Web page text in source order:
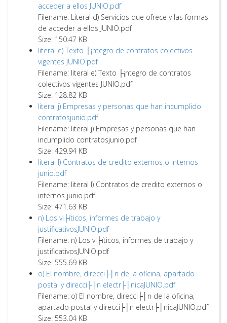
acceder a ellos JUNIO.pdf
Filename: Literal d) Servicios que ofrece y las formas
de acceder a ellos JUNIO.pdf
Size: 150.47 KB
literal e) Texto ├¡ntegro de contratos colectivos
vigentes JUNIO.pdf
Filename: literal e) Texto ├¡ntegro de contratos
colectivos vigentes JUNIO.pdf
Size: 128.82 KB
literal j) Empresas y personas que han incumplido
contratosjunio.pdf
Filename: literal j) Empresas y personas que han
incumplido contratosjunio.pdf
Size: 429.94 KB
literal l) Contratos de credito externos o internos
junio.pdf
Filename: literal l) Contratos de credito externos o
internos junio.pdf
Size: 471.63 KB
n) Los vi├íticos, informes de trabajo y
justificativosJUNIO.pdf
Filename: n) Los vi├íticos, informes de trabajo y
justificativosJUNIO.pdf
Size: 555.69 KB
o) El nombre, direcci├│n de la oficina, apartado
postal y direcci├│n electr├│nicaJUNIO.pdf
Filename: o) El nombre, direcci├│n de la oficina,
apartado postal y direcci├│n electr├│nicaJUNIO.pdf
Size: 553.04 KB